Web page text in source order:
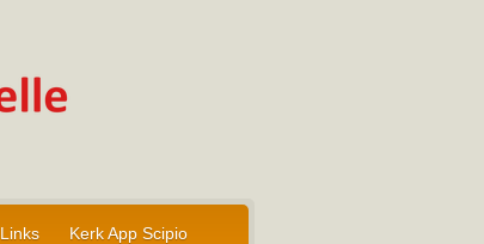
Links Kerk App Scipio